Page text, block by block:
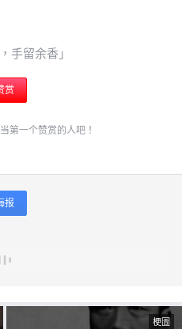
手留余香」
赏
第一个赞赏的人吧！
报
梗圖